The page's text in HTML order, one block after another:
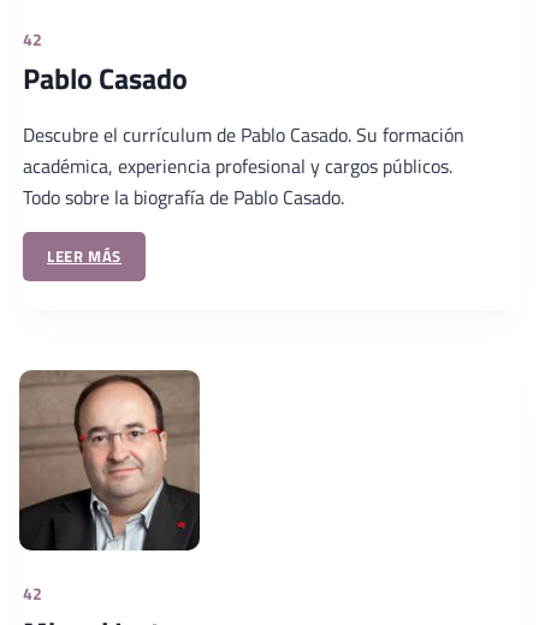
42
Pablo Casado
Descubre el currículum de Pablo Casado. Su formación
académica, experiencia profesional y cargos públicos.
Todo sobre la biografía de Pablo Casado.
LEER MÁS
42